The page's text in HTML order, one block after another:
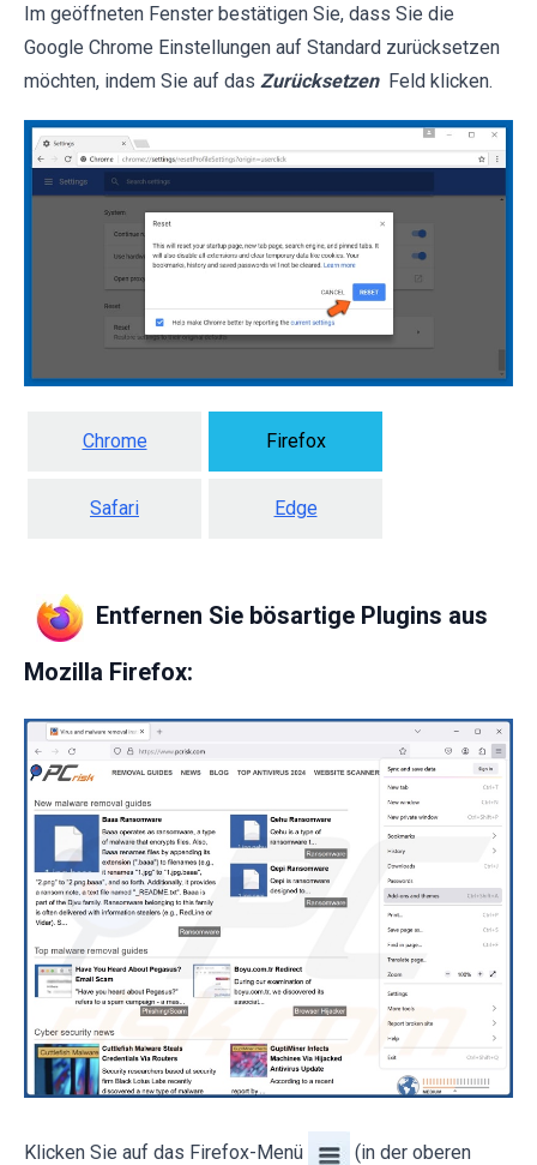
Im geöffneten Fenster bestätigen Sie, dass Sie die
Google Chrome Einstellungen auf Standard zurücksetzen
möchten, indem Sie auf das Zurücksetzen Feld klicken.
Chrome Firefox
Safari Edge
Entfernen Sie bösartige Plugins aus
Mozilla Firefox:
Klicken Sie auf das Firefox-Menü (in der oberen